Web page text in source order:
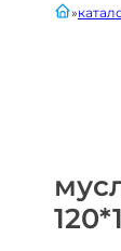
главная